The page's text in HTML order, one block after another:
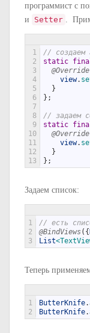
программист с
и
Setter .
1
2
3
4
5
6
7
8
9
10
11
12
13
// создаем
static
@Override
view.
}
} ;
// задаем
static
@Override
view.
}
} ;
Задаем список:
1
2
3
// есть
@BindViews( {
List
Теперь
1
2
ButterKnife.
ButterKnife.